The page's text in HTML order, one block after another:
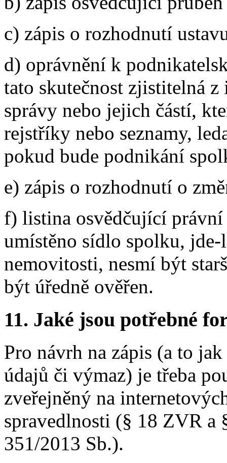
c) zápis o rozhodnutí
d) oprávnění k
tato skutečnost zjistitelná
správy nebo jejich částí,
rejstříky nebo seznamy,
pokud bude podnikání
e) zápis o rozhodnutí o
f) listina osvědčující
umístěno sídlo spolku,
nemovitosti, nesmí být
být úředně ověřen.
11. Jaké jsou potřebné
Pro návrh na zápis (a to
údajů či výmaz) je třeba
zveřejněný na
spravedlnosti (§ 18 ZVR a
351/2013 Sb.).